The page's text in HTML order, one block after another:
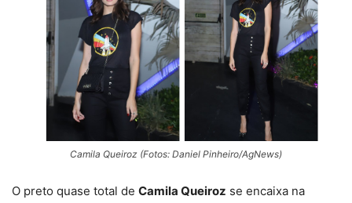
Camila Queiroz (Fotos: Daniel Pinheiro/AgNews)
O preto quase total de Camila Queiroz se encaixa na